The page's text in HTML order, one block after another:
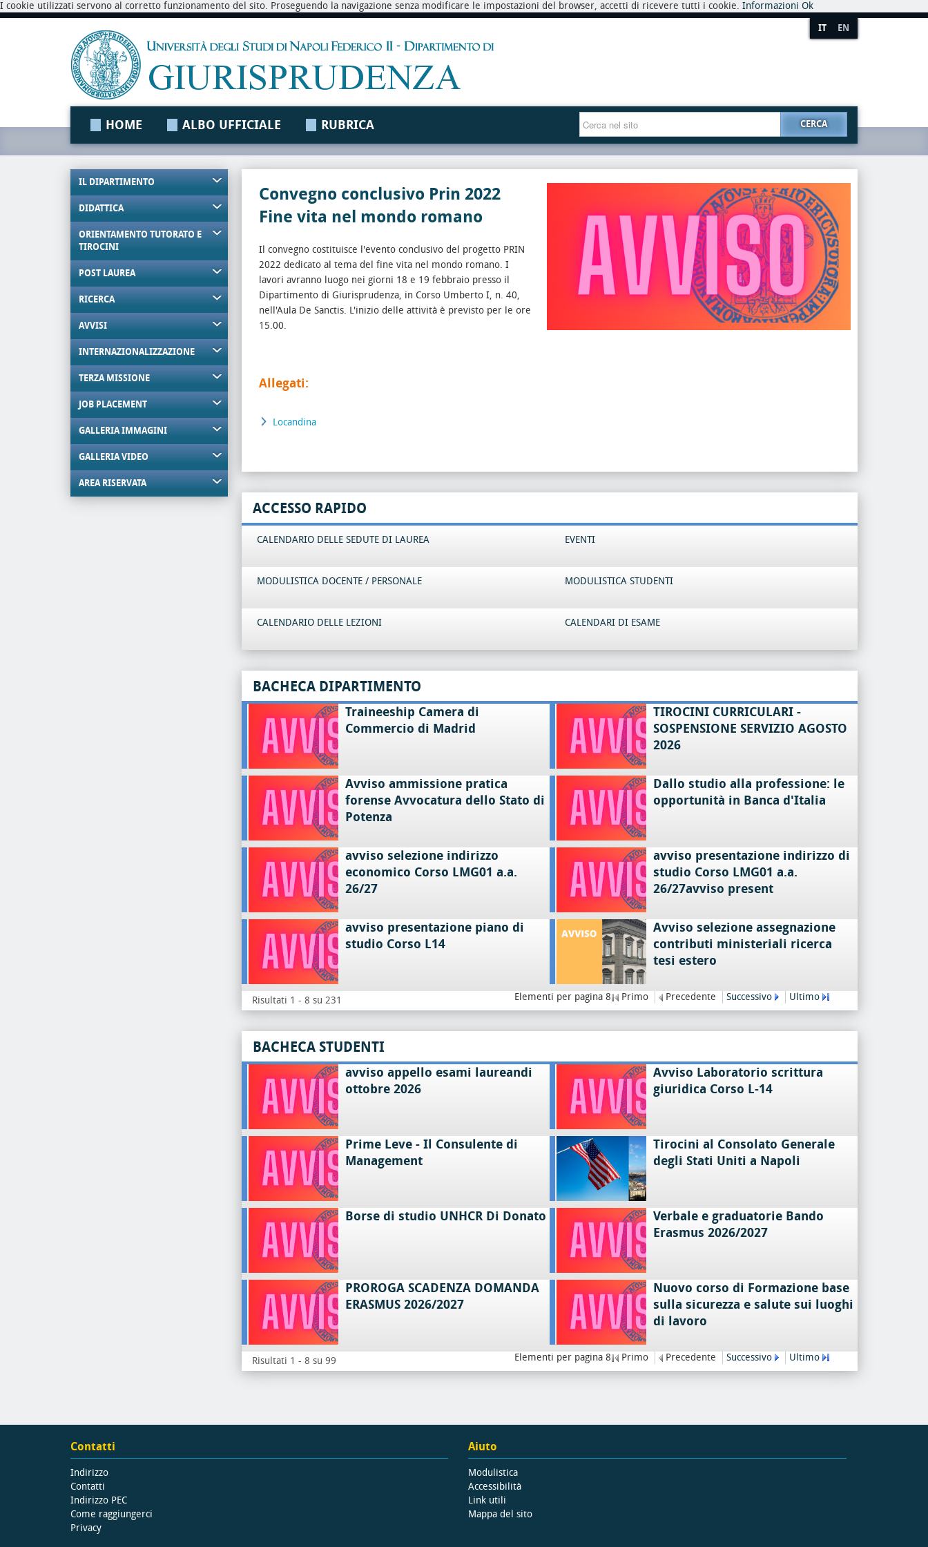
I cookie utilizzati servono al corretto funzionamento del sito. Proseguendo la navigazione senza modificare le impostazioni del browser, accetti di ricevere tutti i cookie. Informazioni Ok
IT EN
HOME ALBO UFFICIALE RUBRICA CERCA
IL DIPARTIMENTO
DIDATTICA
ORIENTAMENTO TUTORATO E
TIROCINI
POST LAUREA
RICERCA
AVVISI
INTERNAZIONALIZZAZIONE
TERZA MISSIONE
JOB PLACEMENT
GALLERIA IMMAGINI
GALLERIA VIDEO
AREA RISERVATA
Convegno conclusivo Prin 2022
Fine vita nel mondo romano
Il convegno costituisce l'evento conclusivo del progetto PRIN
2022 dedicato al tema del fine vita nel mondo romano. I
lavori avranno luogo nei giorni 18 e 19 febbraio presso il
Dipartimento di Giurisprudenza, in Corso Umberto I, n. 40,
nell'Aula De Sanctis. L'inizio delle attività è previsto per le ore
15.00.
Allegati:
Locandina
ACCESSO RAPIDO
CALENDARIO DELLE SEDUTE DI LAUREA EVENTI
MODULISTICA DOCENTE / PERSONALE MODULISTICA STUDENTI
CALENDARIO DELLE LEZIONI CALENDARI DI ESAME
BACHECA DIPARTIMENTO
Traineeship Camera di
Commercio di Madrid
TIROCINI CURRICULARI -
SOSPENSIONE SERVIZIO AGOSTO
2026
Avviso ammissione pratica
forense Avvocatura dello Stato di
Potenza
Dallo studio alla professione: le
opportunità in Banca d'Italia
avviso selezione indirizzo
economico Corso LMG01 a.a.
26/27
avviso presentazione indirizzo di
studio Corso LMG01 a.a.
26/27avviso present
avviso presentazione piano di
studio Corso L14
Avviso selezione assegnazione
contributi ministeriali ricerca
tesi estero
Risultati 1 - 8 su 231 Elementi per pagina 8 Primo Precedente Successivo Ultimo
BACHECA STUDENTI
avviso appello esami laureandi
ottobre 2026
Avviso Laboratorio scrittura
giuridica Corso L-14
Prime Leve - Il Consulente di
Management
Tirocini al Consolato Generale
degli Stati Uniti a Napoli
Borse di studio UNHCR Di Donato
Verbale e graduatorie Bando
Erasmus 2026/2027
PROROGA SCADENZA DOMANDA
ERASMUS 2026/2027
Nuovo corso di Formazione base
sulla sicurezza e salute sui luoghi
di lavoro
Risultati 1 - 8 su 99 Elementi per pagina 8 Primo Precedente Successivo Ultimo
Contatti
Indirizzo
Contatti
Indirizzo PEC
Come raggiungerci
Privacy
Aiuto
Modulistica
Accessibilità
Link utili
Mappa del sito